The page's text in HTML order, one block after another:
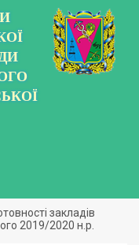
закладів
2019/2020 н.р.